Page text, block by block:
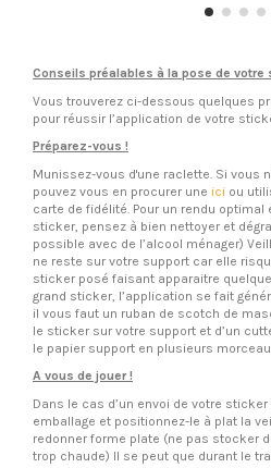
Conseils préalables à la pose de votre
Vous trouverez ci-dessous quelques
pour réussir l’application de votre
Préparez-vous !
Munissez-vous d'une raclette. Si vous
pouvez vous en procurer une ici ou
carte de fidélité. Pour un rendu
sticker, pensez à bien nettoyer et
possible avec de l’alcool ménager)
ne reste sur votre support car elle
sticker posé faisant apparaitre
grand sticker, l’application se fait
il vous faut un ruban de scotch de
le sticker sur votre support et d’un
le papier support en plusieurs
A vous de jouer !
Dans le cas d’un envoi de votre
emballage et positionnez-le à plat la
redonner forme plate (ne pas stocker
trop chaude) Il se peut que durant le